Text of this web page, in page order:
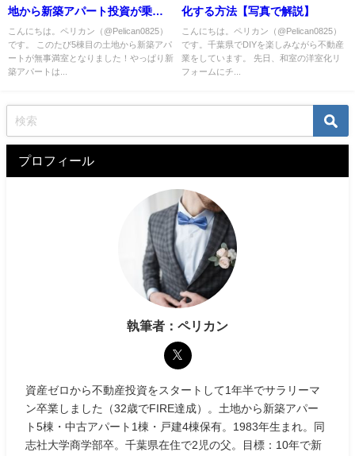
地から新築アパート投資が乗り
越えるべき壁について
こんにちは。ペリカン（@Pelican0825）
です。 このたび5棟目の土地から新築アパ
ートが無事満室となりました！やっぱり新
築アパートは...
化する方法【写真で解説】
こんにちは。ペリカン（@Pelican0825）
です。千葉県でDIYを楽しみながら不動産
業をしています。 先日、和室の洋室化リ
フォームにチ...
プロフィール
執筆者：ペリカン
資産ゼロから不動産投資をスタートして1年半でサラリーマ
ン卒業しました（32歳でFIRE達成）。土地から新築アパー
ト5棟・中古アパート1棟・戸建4棟保有。1983年生まれ。同
志社大学商学部卒。千葉県在住で2児の父。目標：10年で新